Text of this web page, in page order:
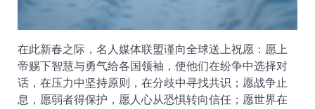
在此新春之际，名人媒体联盟谨向全球送上祝愿：愿上
帝赐下智慧与勇气给各国领袖，使他们在纷争中选择对
话，在压力中坚持原则，在分歧中寻找共识；愿战争止
息，愿弱者得保护，愿人心从恐惧转向信任；愿世界在